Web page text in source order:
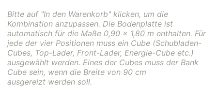
Bitte auf "In den Warenkorb" klicken, um die
Kombination anzupassen. Die Bodenplatte ist
automatisch für die Maße 0,90 x 1,80 m enthalten. Für
jede der vier Positionen muss ein Cube (Schubladen-
Cubes, Top-Lader, Front-Lader, Energie-Cube etc.)
ausgewählt werden. Eines der Cubes muss der Bank
Cube sein, wenn die Breite von 90 cm
ausgereizt werden soll.